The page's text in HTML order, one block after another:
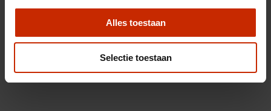
Alles toestaan
Selectie toestaan